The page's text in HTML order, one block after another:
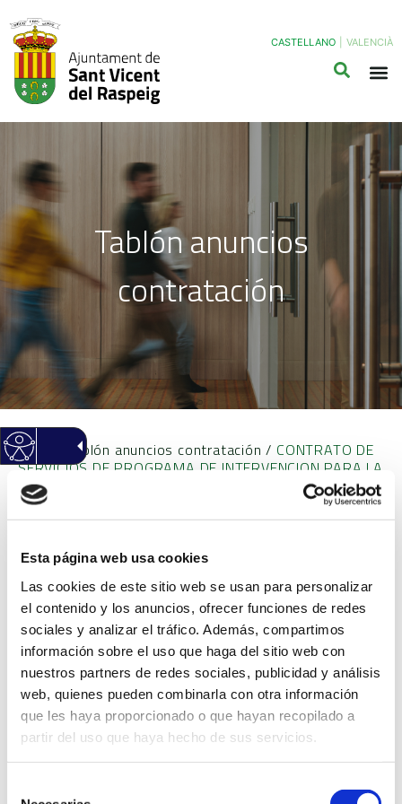
Esta página web usa cookies
Las cookies de este sitio web se usan para personalizar
el contenido y los anuncios, ofrecer funciones de redes
sociales y analizar el tráfico. Además, compartimos
información sobre el uso que haga del sitio web con
nuestros partners de redes sociales, publicidad y análisis
web, quienes pueden combinarla con otra información
que les haya proporcionado o que hayan recopilado a
partir del uso que haya hecho de sus servicios.
CASTELLANO VALENCIÀ
Tablón anuncios
contratación
Inicio Tablón anuncios contratación / CONTRATO DE
SERVICIOS DE PROGRAMA DE INTERVENCION PARA LA
MEJORA DE EMPLEABILIDAD CON COLECTIVOS EN
RIESGO DE EXCLUSION SOCIAL
CONTRATO DE SERVICIOS
DE PROGRAMA DE
INTERVENCION PARA LA
MEJORA DE
EMPLEABILIDAD CON
COLECTIVOS EN RIESGO